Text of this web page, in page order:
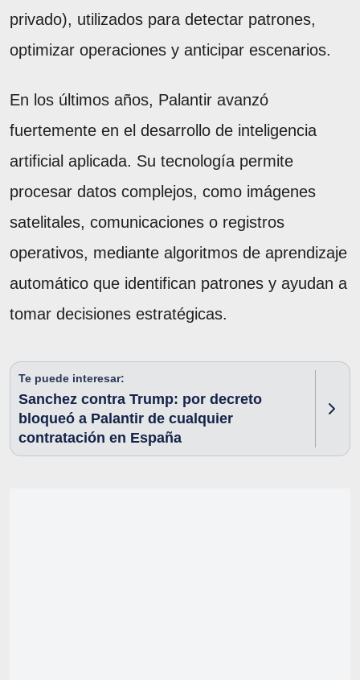
privado), utilizados para detectar patrones,
optimizar operaciones y anticipar escenarios.
En los últimos años, Palantir avanzó
fuertemente en el desarrollo de inteligencia
artificial aplicada. Su tecnología permite
procesar datos complejos, como imágenes
satelitales, comunicaciones o registros
operativos, mediante algoritmos de aprendizaje
automático que identifican patrones y ayudan a
tomar decisiones estratégicas.
Te puede interesar:
Sanchez contra Trump: por decreto
bloqueó a Palantir de cualquier
contratación en España